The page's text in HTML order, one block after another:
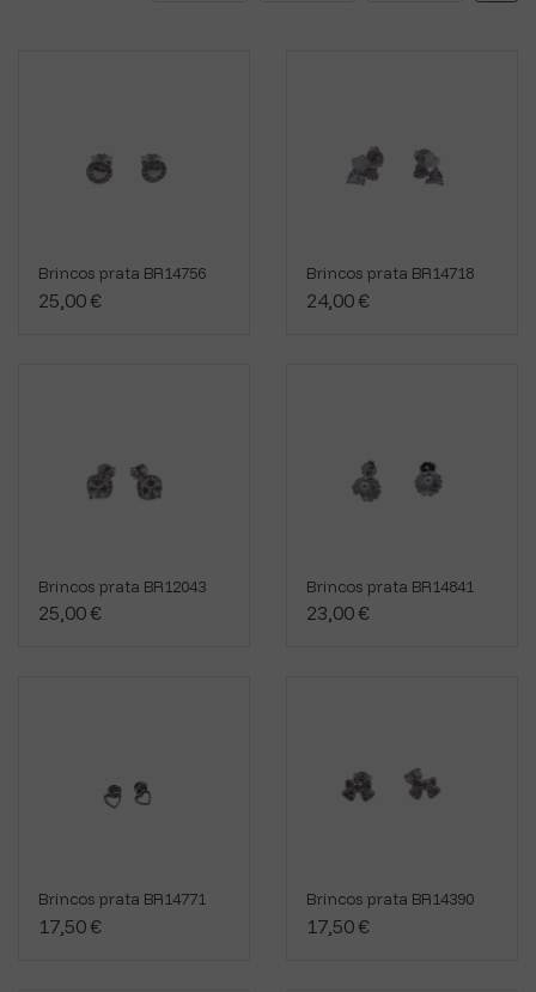
Brincos prata BR14756
25,00 €
Brincos prata BR14718
24,00 €
Brincos prata BR12043
25,00 €
Brincos prata BR14841
23,00 €
Brincos prata BR14771
17,50 €
Brincos prata BR14390
17,50 €